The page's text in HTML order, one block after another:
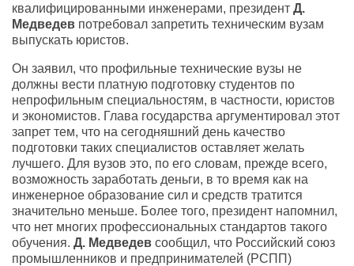
квалифицированными инженерами, президент Д.
Медведев потребовал запретить техническим вузам
выпускать юристов.
Он заявил, что профильные технические вузы не
должны вести платную подготовку студентов по
непрофильным специальностям, в частности, юристов
и экономистов. Глава государства аргументировал этот
запрет тем, что на сегодняшний день качество
подготовки таких специалистов оставляет желать
лучшего. Для вузов это, по его словам, прежде всего,
возможность заработать деньги, в то время как на
инженерное образование сил и средств тратится
значительно меньше. Более того, президент напомнил,
что нет многих профессиональных стандартов такого
обучения. Д. Медведев сообщил, что Российский союз
промышленников и предпринимателей (РСПП)